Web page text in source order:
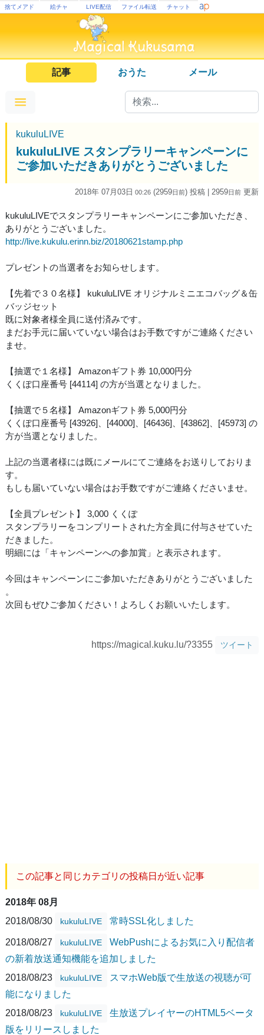
捨てメアド 絵チャ LIVE配信 ファイル転送 チャット
記事 おうた メール
kukuluLIVE
kukuluLIVE スタンプラリーキャンペーンに
ご参加いただきありがとうございました
2018年 07月03日 00:26 (2959日前) 投稿 | 2959日前 更新
kukuluLIVEでスタンプラリーキャンペーンにご参加いただき、
ありがとうございました。
http://live.kukulu.erinn.biz/20180621stamp.php
プレゼントの当選者をお知らせします。
【先着で３０名様】 kukuluLIVE オリジナルミニエコバッグ＆缶
バッジセット
既に対象者様全員に送付済みです。
まだお手元に届いていない場合はお手数ですがご連絡ください
ませ。
【抽選で１名様】 Amazonギフト券 10,000円分
くくぽ口座番号 [44114] の方が当選となりました。
【抽選で５名様】 Amazonギフト券 5,000円分
くくぽ口座番号 [43926]、[44000]、[46436]、[43862]、[45973] の
方が当選となりました。
上記の当選者様には既にメールにてご連絡をお送りしておりま
す。
もしも届いていない場合はお手数ですがご連絡くださいませ。
【全員プレゼント】 3,000 くくぽ
スタンプラリーをコンプリートされた方全員に付与させていた
だきました。
明細には「キャンペーンへの参加賞」と表示されます。
今回はキャンペーンにご参加いただきありがとうございました
。
次回もぜひご参加ください！よろしくお願いいたします。
https://magical.kuku.lu/?3355 ツイート
この記事と同じカテゴリの投稿日が近い記事
2018年 08月
2018/08/30
kukuluLIVE 常時SSL化しました
2018/08/27 kukuluLIVE
WebPushによるお気に入り配信者
の新着放送通知機能を追加しました
2018/08/23
kukuluLIVE
スマホWeb版で生放送の視聴が可
能になりました
2018/08/23
kukuluLIVE
生放送プレイヤーのHTML5ベータ
版をリリースしました